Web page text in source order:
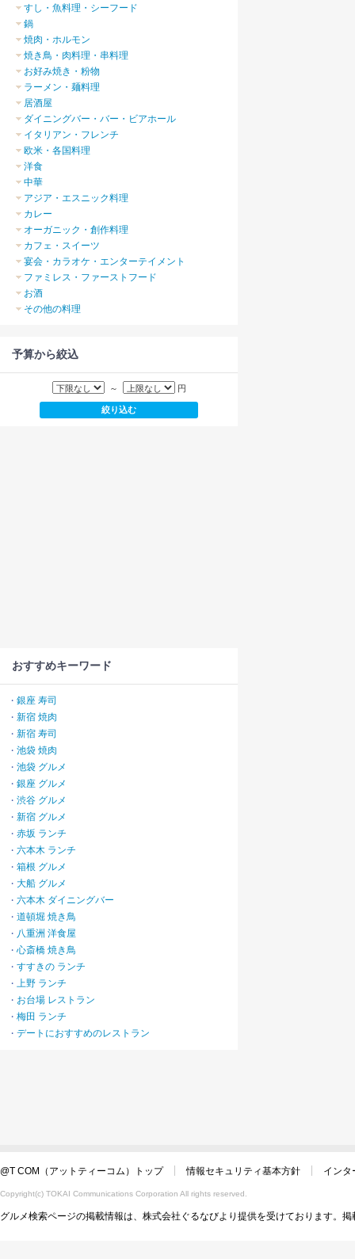
すし・魚料理・シーフード
鍋
焼肉・ホルモン
焼き鳥・肉料理・串料理
お好み焼き・粉物
ラーメン・麺料理
居酒屋
ダイニングバー・バー・ビアホール
イタリアン・フレンチ
欧米・各国料理
洋食
中華
アジア・エスニック料理
カレー
オーガニック・創作料理
カフェ・スイーツ
宴会・カラオケ・エンターテイメント
ファミレス・ファーストフード
お酒
その他の料理
予算から絞込
～ 円
おすすめキーワード
・ 銀座 寿司
・ 新宿 焼肉
・ 新宿 寿司
・ 池袋 焼肉
・ 池袋 グルメ
・ 銀座 グルメ
・ 渋谷 グルメ
・ 新宿 グルメ
・ 赤坂 ランチ
・ 六本木 ランチ
・ 箱根 グルメ
・ 大船 グルメ
・ 六本木 ダイニングバー
・ 道頓堀 焼き鳥
・ 八重洲 洋食屋
・ 心斎橋 焼き鳥
・ すすきの ランチ
・ 上野 ランチ
・ お台場 レストラン
・ 梅田 ランチ
・ デートにおすすめのレストラン
@T COM（アットティーコム）トップ 情報セキュリティ基本方針 インタ
Copyright(c) TOKAI Communications Corporation All rights reserved.
グルメ検索ページの掲載情報は、株式会社ぐるなびより提供を受けております。